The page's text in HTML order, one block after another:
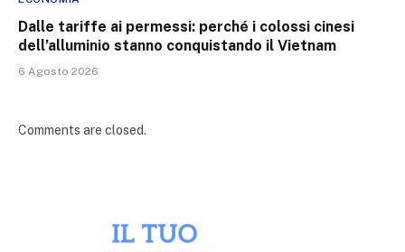
Dalle tariffe ai permessi: perché i colossi cinesi
dell’alluminio stanno conquistando il Vietnam
6 Agosto 2026
Comments are closed.